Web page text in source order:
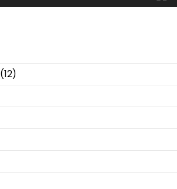
(12)